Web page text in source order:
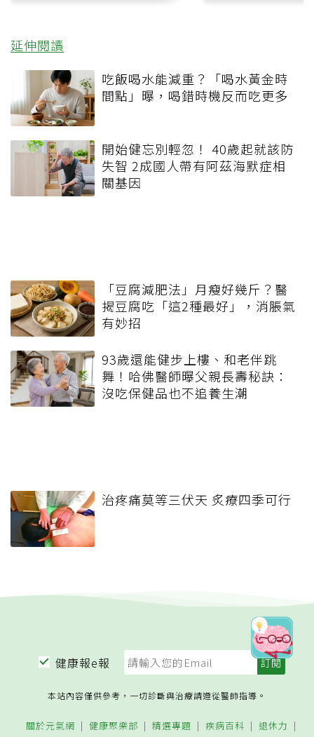
延伸閱讀
吃飯喝水能減重？「喝水黃金時
間點」曝，喝錯時機反而吃更多
開始健忘別輕忽！ 40歲起就該防
失智 2成國人帶有阿茲海默症相
關基因
「豆腐減肥法」月瘦好幾斤？醫
揭豆腐吃「這2種最好」，消脹氣
有妙招
93歲還能健步上樓、和老伴跳
舞！哈佛醫師曝父親長壽秘訣：
沒吃保健品也不追養生潮
治疼痛莫等三伏天 炙療四季可行
健康報e報
本站內容僅供參考，一切診斷與治療請遵從醫師指導。
關於元氣網 健康聚樂部 精選專題 疾病百科 退休力